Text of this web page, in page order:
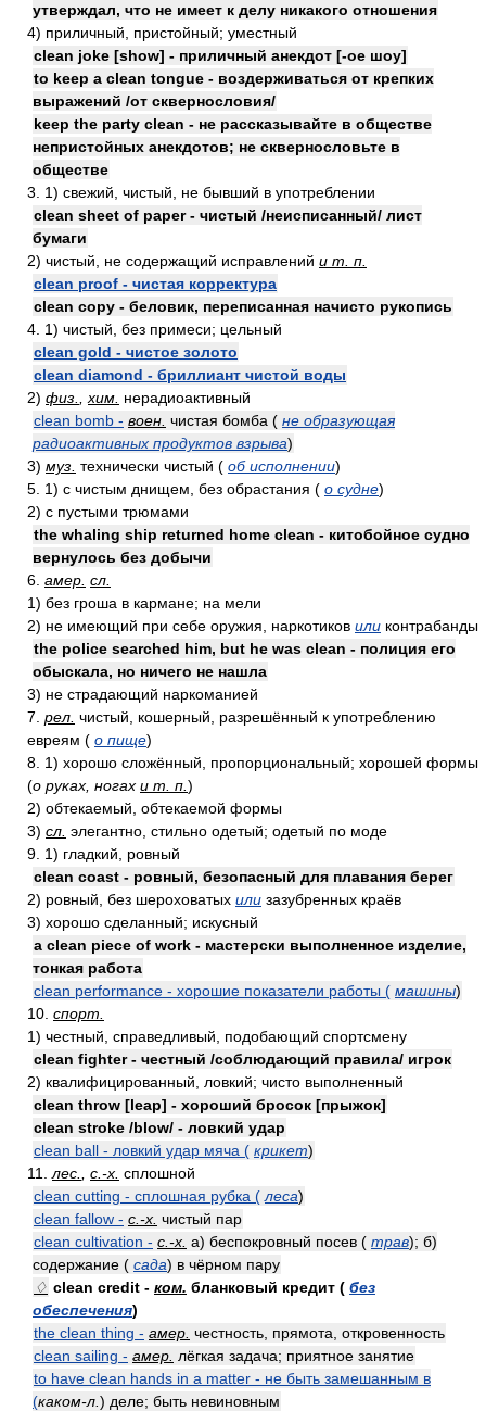
утверждал, что не имеет к делу никакого отношения
4) приличный, пристойный; уместный
clean joke [show] - приличный анекдот [-ое шоу]
to keep a clean tongue - воздерживаться от крепких
выражений /от сквернословия/
keep the party clean - не рассказывайте в обществе
непристойных анекдотов; не сквернословьте в
обществе
3. 1) свежий, чистый, не бывший в употреблении
clean sheet of paper - чистый /неисписанный/ лист
бумаги
2) чистый, не содержащий исправлений и т. п.
clean proof - чистая корректура
clean copy - беловик, переписанная начисто рукопись
4. 1) чистый, без примеси; цельный
clean gold - чистое золото
clean diamond - бриллиант чистой воды
2) физ. хим. нерадиоактивный
clean bomb - воен. чистая бомба ( не образующая
радиоактивных продуктов взрыва)
3) муз. технически чистый ( об исполнении)
5. 1) с чистым днищем, без обрастания ( о судне)
2) с пустыми трюмами
the whaling ship returned home clean - китобойное судно
вернулось без добычи
6. амер. сл.
1) без гроша в кармане; на мели
2) не имеющий при себе оружия, наркотиков или контрабанды
the police searched him, but he was clean - полиция его
обыскала, но ничего не нашла
3) не страдающий наркоманией
7. рел. чистый, кошерный, разрешённый к употреблению
евреям ( о пище)
8. 1) хорошо сложённый, пропорциональный; хорошей формы
(о руках, ногах и т. п. )
2) обтекаемый, обтекаемой формы
3) сл. элегантно, стильно одетый; одетый по моде
9. 1) гладкий, ровный
clean coast - ровный, безопасный для плавания берег
2) ровный, без шероховатых или зазубренных краёв
3) хорошо сделанный; искусный
a clean piece of work - мастерски выполненное изделие,
тонкая работа
clean performance - хорошие показатели работы ( машины)
10. спорт.
1) честный, справедливый, подобающий спортсмену
clean fighter - честный /соблюдающий правила/ игрок
2) квалифицированный, ловкий; чисто выполненный
clean throw [leap] - хороший бросок [прыжок]
clean stroke /blow/ - ловкий удар
clean ball - ловкий удар мяча ( крикет)
11. лес. с.-х. сплошной
clean cutting - сплошная рубка ( леса)
clean fallow - с.-х. чистый пар
clean cultivation - с.-х. а) беспокровный посев ( трав); б)
содержание ( сада) в чёрном пару
♢ clean credit - ком. бланковый кредит ( без
обеспечения)
the clean thing - амер. честность, прямота, откровенность
clean sailing - амер. лёгкая задача; приятное занятие
to have clean hands in a matter - не быть замешанным в
(каком-л. ) деле; быть невиновным